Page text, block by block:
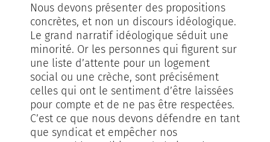
Nous devons présenter des propositions
concrètes, et non un discours idéologique.
Le grand narratif idéologique séduit une
minorité. Or les personnes qui figurent sur
une liste d’attente pour un logement
social ou une crèche, sont précisément
celles qui ont le sentiment d’être laissées
pour compte et de ne pas être respectées.
C’est ce que nous devons défendre en tant
que syndicat et empêcher nos